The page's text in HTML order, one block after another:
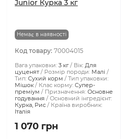
Junior Курка 3 кг
Немає в наявності
Код товару: 70004015
Вага упаковки: 3 кг Вік: Для
цуценят
Розмір породи: Малі
Тип: Сухий корм
Тип упаковки:
Мішок
Клас корму: Супер-
преміум
Призначення: Основне
годування
Основний інгредієнт:
Курка, Рис
Країна виробник:
Італія
1 070 грн